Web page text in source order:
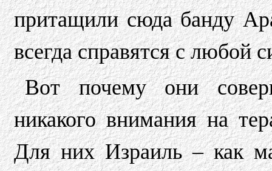
притащили сюда банду
всегда справятся с любой
Вот почему они
никакого внимания на
Для них Израиль – как